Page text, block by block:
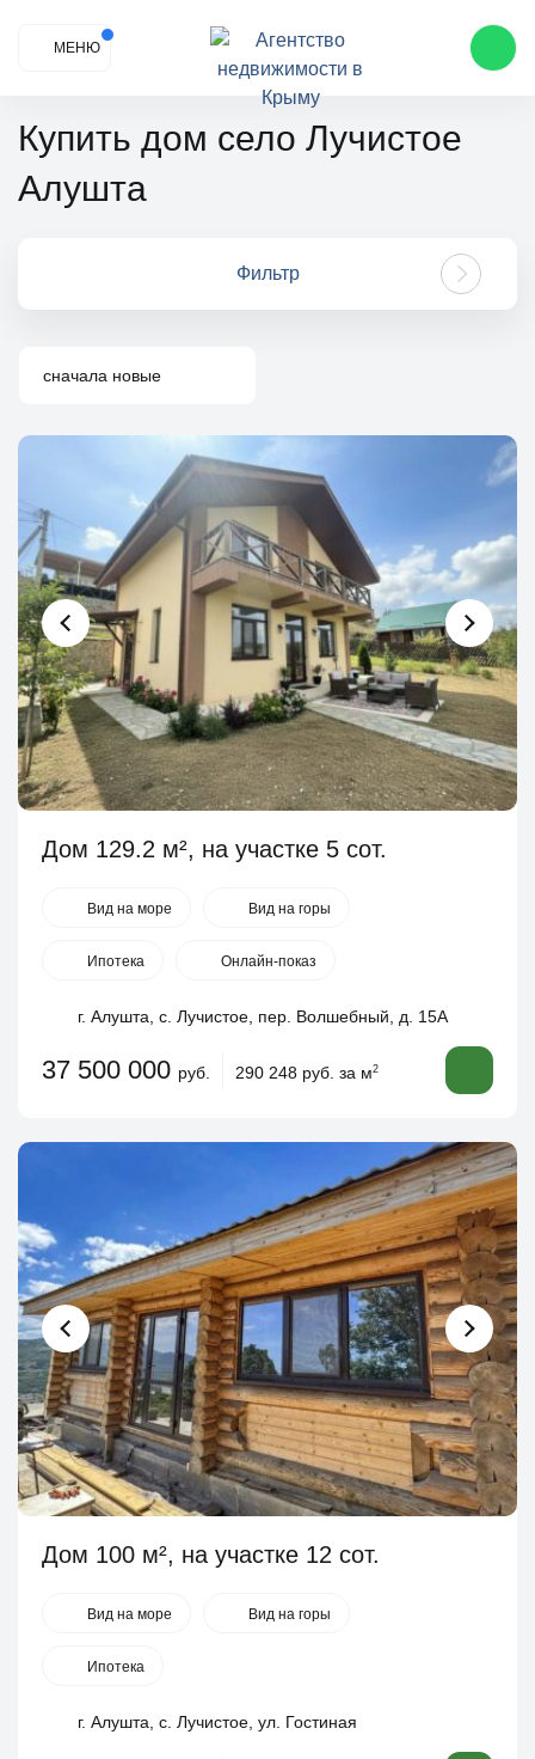
МЕНЮ
Купить дом село Лучистое
Алушта
Фильтр
сначала новые
Дом 129.2 м², на участке 5 сот.
Вид на море Вид на горы
Ипотека Онлайн-показ
г. Алушта, с. Лучистое, пер. Волшебный, д. 15А
37 500 000 руб. 290 248 руб. за м2
Дом 100 м², на участке 12 сот.
Вид на море Вид на горы
Ипотека
г. Алушта, с. Лучистое, ул. Гостиная